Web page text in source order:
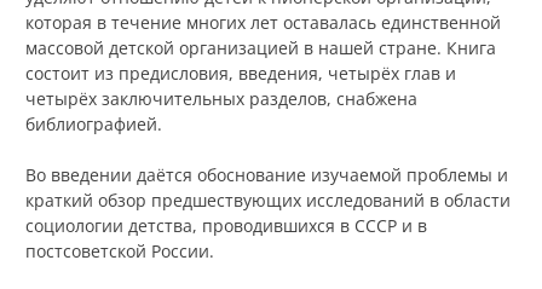
которая в течение многих лет оставалась единственной
массовой детской организацией в нашей стране. Книга
состоит из предисловия, введения, четырёх глав и
четырёх заключительных разделов, снабжена
библиографией.
Во введении даётся обоснование изучаемой проблемы и
краткий обзор предшествующих исследований в области
социологии детства, проводившихся в СССР и в
постсоветской России.